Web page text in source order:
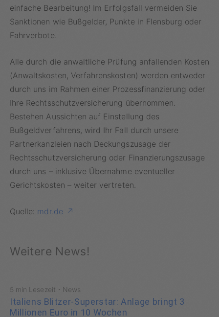
einfache Bearbeitung! Im Erfolgsfall vermeiden Sie
Sanktionen wie Bußgelder, Punkte in Flensburg oder
Fahrverbote.
Alle durch die anwaltliche Prüfung anfallenden Kosten
(Anwaltskosten, Verfahrenskosten) werden entweder
durch uns im Rahmen einer Prozessfinanzierung oder
Ihre Rechtsschutzversicherung übernommen.
Bestehen Aussichten auf Einstellung des
Bußgeldverfahrens, wird Ihr Fall durch unsere
Partnerkanzleien nach Deckungszusage der
Rechtsschutzversicherung oder Finanzierungszusage
durch uns – inklusive Übernahme eventueller
Gerichtskosten – weiter vertreten.
Quelle: mdr.de
Weitere News!
5 min Lesezeit · News
Italiens Blitzer-Superstar: Anlage bringt 3
Millionen Euro in 10 Wochen